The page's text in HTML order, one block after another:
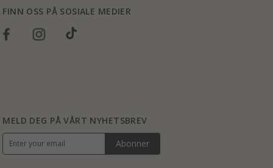
FINN OSS PÅ SOSIALE MEDIER
MELD DEG PÅ VÅRT NYHETSBREV
Abonner